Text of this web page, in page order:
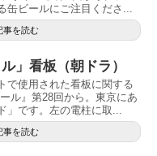
缶ビールにご注目くださ...
事を読む
」看板（朝ドラ）
で使用された看板に関する
ル』第28回から。東京にあ
」です。左の電柱に取...
事を読む